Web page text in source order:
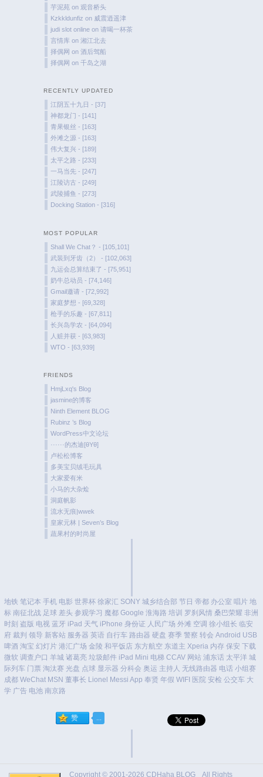
芋泥苑 on 观音桥头
Kzkkldunfiz on 威震逍遥津
judi slot online on请喝一杯茶
言情库 on湘江北去
择偶网 on酒后驾船
择偶网 on千岛之湖
RECENTLY UPDATED
江阴五十九日 - [37]
神都龙门 - [141]
青果银丝 - [163]
外滩之源 - [163]
伟大复兴 - [189]
太平之路 - [233]
一马当先 - [247]
江陵访古 - [249]
武陵捕鱼 - [273]
Docking Station - [316]
MOST POPULAR
Shall We Chat？ - [105,101]
武装到牙齿（2） - [102,063]
九运会总算结束了 - [75,951]
奶牛总动员 - [74,146]
Gmail邀请 - [72,992]
家庭梦想 - [69,328]
枪手的乐趣 - [67,811]
长兴岛学农 - [64,094]
人赃并获 - [63,983]
WTO - [63,939]
FRIENDS
HmjLxq's Blog
jasmine的博客
Ninth Element BLOG
Rubinz ’s Blog
WordPress中文论坛
······的杰迪[θYθ]
卢松松博客
多美宝贝绒毛玩具
大家爱有米
小马的大杂烩
洞庭帆影
流水无痕|wwek
皇家元林 | Seven’s Blog
蔬果村的时尚屋
地铁 笔记本 手机 电影 世界杯 徐家汇 SONY 城乡结合部 节日 帝都 办公室 唱片 地
标 南征北战 足球 差头 参观学习 魔都 Google 淮海路 培训 罗刹风情 桑巴荣耀 非洲
时刻 盗版 电视 蓝牙 iPad 天气 iPhone 身份证 人民广场 外滩 空调 徐小组长 临安
府 裁判 领导 新客站 服务器 英语 自行车 路由器 硬盘 赛季 警察 转会 Android USB
啤酒 淘宝 幻灯片 港汇广场 金陵 和平饭店 东方航空 东道主 Xperia 内存 保安 下载
微软 调查户口 羊城 诸葛亮 垃圾邮件 iPad Mini 电梯 CCAV 网站 浦东话 太平洋 城
际列车 门票 淘汰赛 光盘 点球 显示器 分科会 奥运 主持人 无线路由器 电话 小组赛
成都 WeChat MSN 董事长 Lionel Messi App 奉贤 年假 WIFI 医院 安检 公交车 大
学 广告 电池 南京路
Copyright © 2001-2026 CDHaha BLOG All Rights